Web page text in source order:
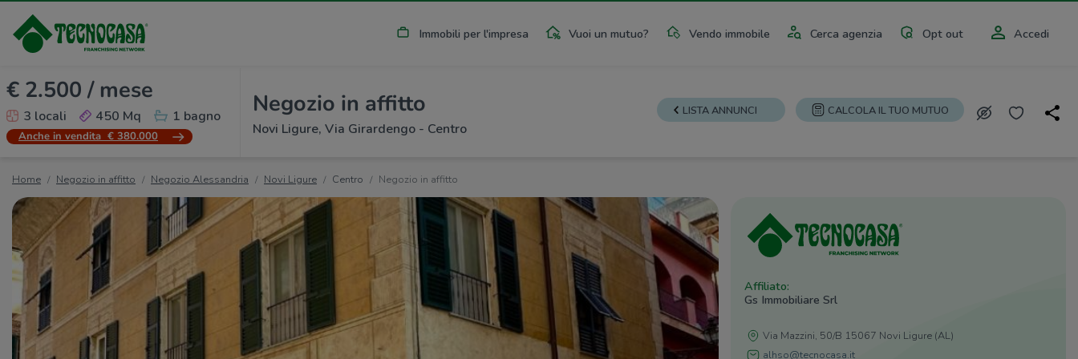
Immobili per l'impresa Vuoi un mutuo? Vendo immobile Cerca agenzia Opt out Accedi
€ 2.500 / mese
3 locali 450 Mq 1 bagno
Anche in vendita € 380.000
Negozio in affitto
Novi Ligure, Via Girardengo - Centro
LISTA ANNUNCI CALCOLA IL TUO MUTUO
Home Negozio in affitto Negozio Alessandria Novi Ligure Centro Negozio in affitto
Affiliato:
Gs Immobiliare Srl
Via Mazzini, 50/B 15067 Novi Ligure (AL)
alhso@tecnocasa.it